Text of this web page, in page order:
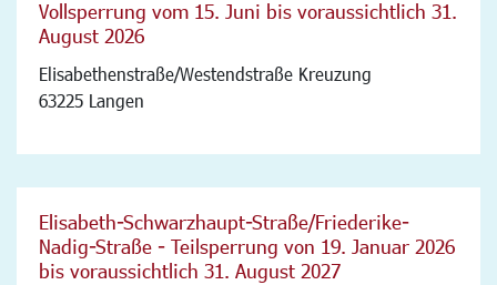
Vollsperrung vom 15. Juni bis voraussichtlich 31.
August 2026
Elisabethenstraße/Westendstraße Kreuzung
63225 Langen
Elisabeth-Schwarzhaupt-Straße/Friederike-
Nadig-Straße - Teilsperrung von 19. Januar 2026
bis voraussichtlich 31. August 2027